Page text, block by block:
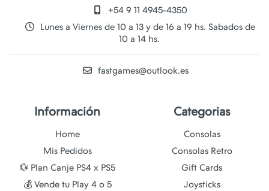
+54 9 11 4945-4350
Lunes a Viernes de 10 a 13 y de 16 a 19 hs. Sabados de
10 a 14 hs.
fastgames@outlook.es
Información
Home
Mis Pedidos
💱 Plan Canje PS4 x PS5
💰 Vende tu Play 4 o 5
Categorias
Consolas
Consolas Retro
Gift Cards
Joysticks